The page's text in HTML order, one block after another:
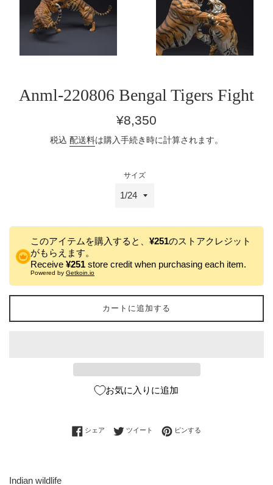
Anml-220806 Bengal Tigers Fight
通
価
¥8,350
税込 配送料は購入手続き時に計算されます。
サイズ
このアイテムを購入すると、 ¥251のストアクレジット
がもらえます。
Receive ¥251 store credit when purchasing each item.
Powered by Getkoin.io
カートに追加する
お気に入りに追加
シェア Facebookでシェアする
ツイート Twitterに投稿する
ピンする
Indian wildlife